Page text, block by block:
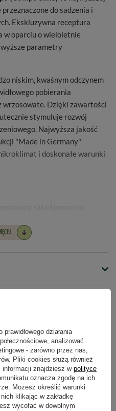
do sadzenia i
Ekskluzywna receptura
w oparciu o wieloletnie
parametry
niskim, kwaśnym odczynem
pobierania
wrzosowate. Dzięki zawartości
stymuluje rozwój
Najwyższa jakość
"Made in Germany"
i doskonałe warunki
startową dawkę nawozu
odczyn dopasowany
fizjologicznych roślin
optymalną pulchność
się ziemi wokół korzeni.
terenie UE Więcej
działania
analizować
- zarówno przez nas,
Pliki cookies służą również
informacji znajdziesz w polityce
oznacza zgodę na ich
Możesz określić warunki
klikając w zakładkę
wycofać w dowolnym